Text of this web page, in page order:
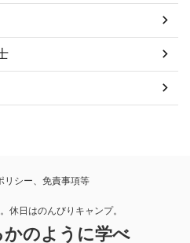
リシー、免責事項等
休日はのんびりキャンプ。
のように学べ